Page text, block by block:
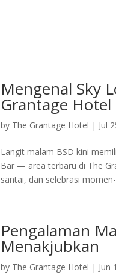
Mengenal Sky
Grantage Hotel
by The Grantage Hotel | Jul
Langit malam BSD kini
Bar — area terbaru di The
santai, dan selebrasi
Pengalaman
Menakjubkan
by The Grantage Hotel | Jun